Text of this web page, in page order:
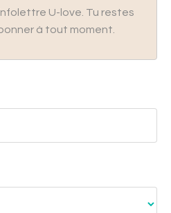
U-love. Tu restes
à tout moment.